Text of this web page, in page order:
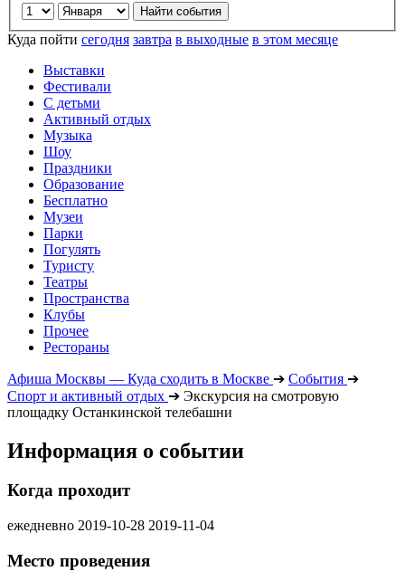
Куда пойти сегодня завтра в выходные в этом месяце
Выставки
Фестивали
С детьми
Активный отдых
Музыка
Шоу
Праздники
Образование
Бесплатно
Музеи
Парки
Погулять
Туристу
Театры
Пространства
Клубы
Прочее
Рестораны
Афиша Москвы — Куда сходить в Москве ➔ События ➔
Спорт и активный отдых ➔ Экскурсия на смотровую
площадку Останкинской телебашни
Информация о событии
Когда проходит
ежедневно 2019-10-28 2019-11-04
Место проведения